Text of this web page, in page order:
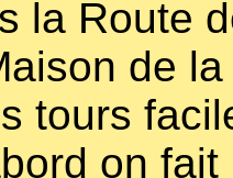
la Route
de
tours
on